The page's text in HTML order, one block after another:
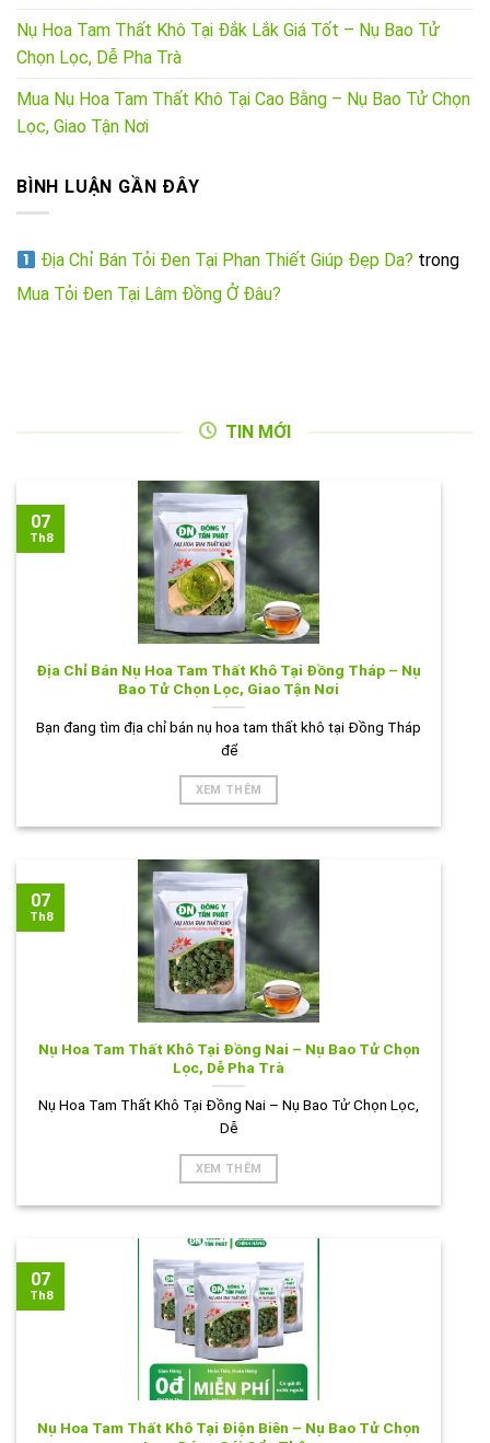
Nụ Hoa Tam Thất Khô Tại Đắk Lắk Giá Tốt – Nụ Bao Tử
Chọn Lọc, Dễ Pha Trà
Mua Nụ Hoa Tam Thất Khô Tại Cao Bằng – Nụ Bao Tử Chọn
Lọc, Giao Tận Nơi
BÌNH LUẬN GẦN ĐÂY
Địa Chỉ Bán Tỏi Đen Tại Phan Thiết Giúp Đẹp Da? trong
Mua Tỏi Đen Tại Lâm Đồng Ở Đâu?
TIN MỚI
Địa Chỉ Bán Nụ Hoa Tam Thất Khô Tại Đồng Tháp – Nụ
Bao Tử Chọn Lọc, Giao Tận Nơi
Bạn đang tìm địa chỉ bán nụ hoa tam thất khô tại Đồng Tháp
để
XEM THÊM
07
Th8
Nụ Hoa Tam Thất Khô Tại Đồng Nai – Nụ Bao Tử Chọn
Lọc, Dễ Pha Trà
Nụ Hoa Tam Thất Khô Tại Đồng Nai – Nụ Bao Tử Chọn Lọc,
Dễ
XEM THÊM
07
Th8
Nụ Hoa Tam Thất Khô Tại Điện Biên – Nụ Bao Tử Chọn
07
Th8